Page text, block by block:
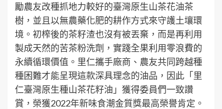
勵農友改種抓地力較好的臺灣原生山茶花油茶
樹，並且以無農藥化肥的耕作方式來守護土壤環
境。初榨後的茶籽渣也沒有被丟棄，而是再利用
製成天然的苦茶粉洗劑，實踐全果利用零浪費的
永續循環價值。里仁攜手廠商、農友共同跨越種
種困難才能呈現這款深具理念的油品，因此「里
仁臺灣原生種山茶花籽油」獲得委員們一致讚
賞，榮獲2022年新味食潮金質獎最高榮譽肯定。